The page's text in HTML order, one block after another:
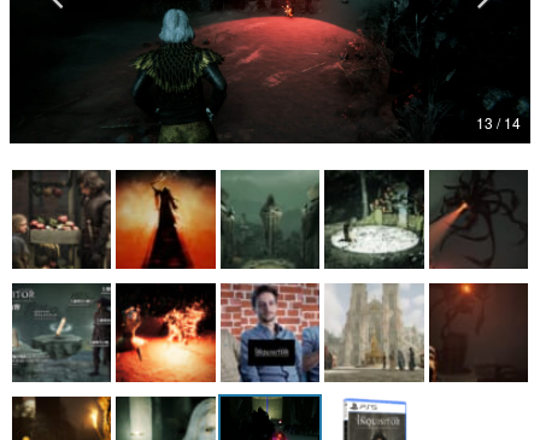
カテゴリ
女性向け
アプリレビュー
その他
電ファミニコゲーマーとは？
運営：株式会社マレ
13 / 14